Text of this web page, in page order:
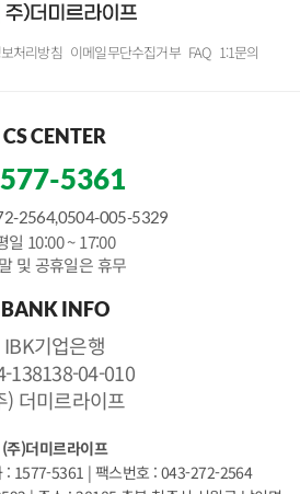
처리방침 이메일무단수집거부 FAQ 1:1문의
CS CENTER
5361
2564,0504-005-5329
일 10:00 ~ 17:00
및 공휴일은 휴무
BANK INFO
IBK기업은행
138138-04-010
) 더미르라이프
(주)더미르라이프
: 1577-5361 | 팩스번호 : 043-272-2564